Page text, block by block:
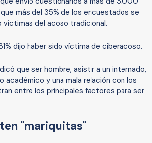
más del 35% de los encuestados se
del acoso tradicional.
dijo haber sido víctima de ciberacoso.
que ser hombre, asistir a un internado,
académico y una mala relación con los
entre los principales factores para ser
"mariquitas"